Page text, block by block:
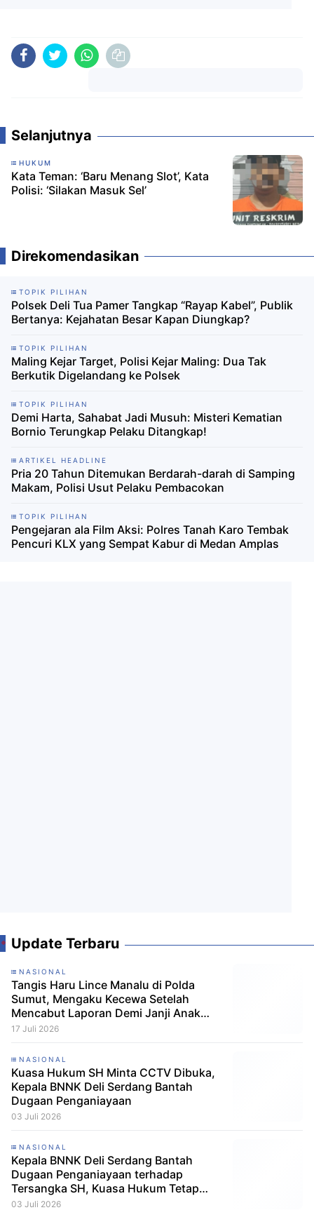
Selanjutnya
HUKUM
Kata Teman: ‘Baru Menang Slot’, Kata
Polisi: ‘Silakan Masuk Sel’
Direkomendasikan
TOPIK PILIHAN
Polsek Deli Tua Pamer Tangkap “Rayap Kabel”, Publik
Bertanya: Kejahatan Besar Kapan Diungkap?
TOPIK PILIHAN
Maling Kejar Target, Polisi Kejar Maling: Dua Tak
Berkutik Digelandang ke Polsek
TOPIK PILIHAN
Demi Harta, Sahabat Jadi Musuh: Misteri Kematian
Bornio Terungkap Pelaku Ditangkap!
ARTIKEL HEADLINE
Pria 20 Tahun Ditemukan Berdarah-darah di Samping
Makam, Polisi Usut Pelaku Pembacokan
TOPIK PILIHAN
Pengejaran ala Film Aksi: Polres Tanah Karo Tembak
Pencuri KLX yang Sempat Kabur di Medan Amplas
Update Terbaru
NASIONAL
Tangis Haru Lince Manalu di Polda
Sumut, Mengaku Kecewa Setelah
Mencabut Laporan Demi Janji Anak
Dibebaskan
17 Juli 2026
NASIONAL
Kuasa Hukum SH Minta CCTV Dibuka,
Kepala BNNK Deli Serdang Bantah
Dugaan Penganiayaan
03 Juli 2026
NASIONAL
Kepala BNNK Deli Serdang Bantah
Dugaan Penganiayaan terhadap
Tersangka SH, Kuasa Hukum Tetap
Minta CCTV Dibuka
03 Juli 2026